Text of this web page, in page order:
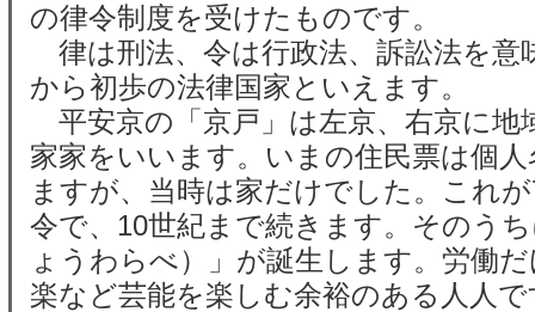
の律令制度を受けたものです。
律は刑法、令は行政法、訴訟法を意
から初歩の法律国家といえます。
平安京の「京戸」は左京、右京に地
家家をいいます。いまの住民票は個
ますが、当時は家だけでした。これ
令で、10世紀まで続きます。そのう
ょうわらべ）」が誕生します。労働
楽など芸能を楽しむ余裕のある人人